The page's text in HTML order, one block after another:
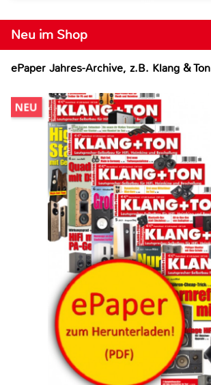
Neu im Shop
ePaper Jahres-Archive, z.B. Klang & Ton